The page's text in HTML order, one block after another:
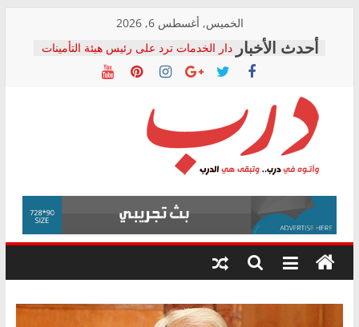
content
الخميس, أغسطس 6, 2026
دار الخدمات ترد على رئيس هيئة التأمينات
بعد مؤتمره الصحفي: إنكار الأزمة لا ينهي
معاناة أصحاب المعاشات.. ونطالب بكشف
فرحات سليمان يكتب: القطاع الصحي إلى
أين؟
حزب التحالف الشعبي يطلق لجنة “الحق
في الصحة” بالإسكندرية لرصد الانتهاكات
ودعم المرضى
الوزاري لمدينة الصحفيين.. وانتهاء أعمال
إنشاء المبنى الإداري
المجلس القومي لحقوق الإنسان يعلن
متابعة قضية الدكتور محمد زهران.. ويؤكد:
قرينة البراءة وضمانات المحاكمة العادلة
درب
وأتوه
درب..
وتبقى
هي